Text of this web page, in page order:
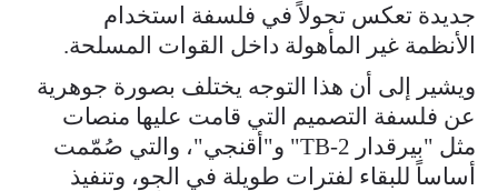
جديدة تعكس تحولاً في فلسفة استخدام
الأنظمة غير المأهولة داخل القوات المسلحة.
ويشير إلى أن هذا التوجه يختلف بصورة جوهرية
عن فلسفة التصميم التي قامت عليها منصات
مثل "بيرقدار TB-2" و"أقنجي"، والتي صُمّمت
أساساً للبقاء لفترات طويلة في الجو، وتنفيذ